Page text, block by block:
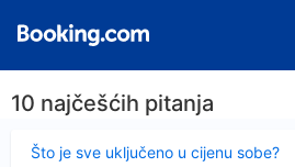
10 najčešćih pitanja
Što je sve uključeno u cijenu sobe?
Sažeto